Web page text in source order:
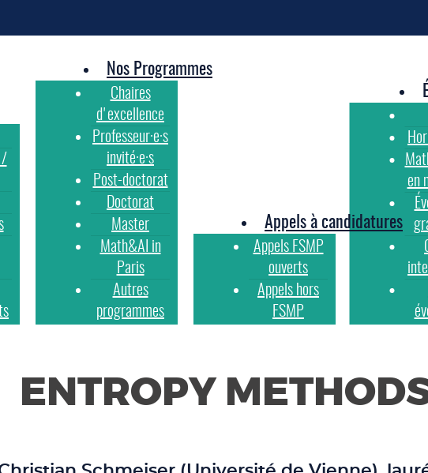
/
Nos Programmes
Chaires
d'excellence
Professeur·e·s
invité·e·s
Post-doctorat
Doctorat
Master
Math&AI in
Paris
Autres
programmes
Appels à candidatures
Appels FSMP
ouverts
Appels hors
FSMP
en
ENTROPY